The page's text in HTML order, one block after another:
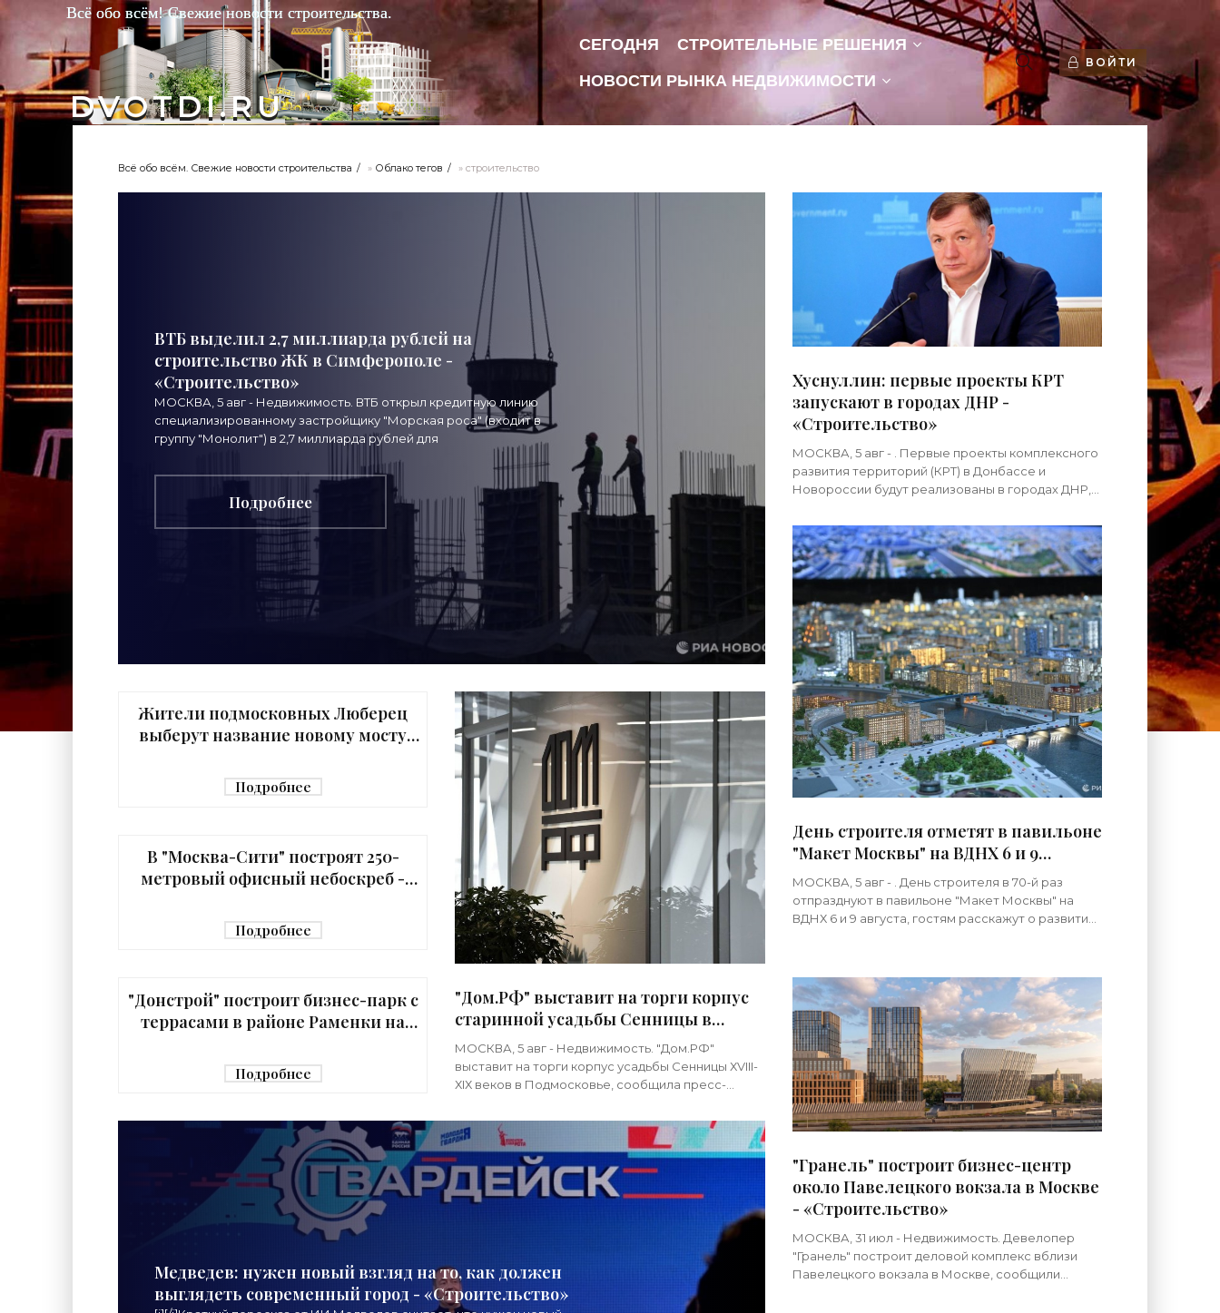
DVOTDI.RU
Всё обо всём! Свежие новости строительства.
СЕГОДНЯ
СТРОИТЕЛЬНЫЕ РЕШЕНИЯ
НОВОСТИ РЫНКА НЕДВИЖИМОСТИ
ВОЙТИ
Всё обо всём. Свежие новости строительства » Облако тегов » строительство
ВТБ выделил 2,7 миллиарда рублей на
строительство ЖК в Симферополе -
«Строительство»
МОСКВА, 5 авг - Недвижимость. ВТБ открыл кредитную линию
специализированному застройщику "Морская роса" (входит в
группу "Монолит") в 2,7 миллиарда рублей для
Подробнее
Хуснуллин: первые проекты КРТ
запускают в городах ДНР -
«Строительство»
МОСКВА, 5 авг - . Первые проекты комплексного
развития территорий (КРТ) в Донбассе и
Новороссии будут реализованы в городах ДНР,
Хуснуллин.«"Механизм КРТ является
День строителя отметят в павильоне
"Макет Москвы" на ВДНХ 6 и 9
августа - «Строительство»
МОСКВА, 5 авг - . День строителя в 70-й раз
отпразднуют в павильоне "Макет Москвы" на
ВДНХ 6 и 9 августа, гостям расскажут о развитии
Жители подмосковных Люберец
выберут название новому мосту
«Строительство»
Подробнее
"Дом.РФ" выставит на торги корпус
старинной усадьбы Сенницы в
Подмосковье - «Строительство»
МОСКВА, 5 авг - Недвижимость. "Дом.РФ"
выставит на торги корпус усадьбы Сенницы ХVIII-
ХIХ веков в Подмосковье, сообщила пресс-
"Дом.РФ"
В "Москва-Сити" построят 250-
метровый офисный небоскреб -
Подробнее
Медведев: нужен новый взгляд на то, как должен
выглядеть современный город - «Строительство»
"Гранель" построит бизнес-центр
около Павелецкого вокзала в Москве
- «Строительство»
МОСКВА, 31 июл - Недвижимость. Девелопер
"Гранель" построит деловой комплекс вблизи
Павелецкого вокзала в Москве, сообщили
"Донстрой" построит бизнес-парк с
террасами в районе Раменки на
Подробнее